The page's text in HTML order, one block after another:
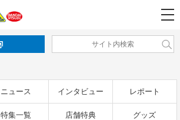
ニュース インタビュー レポート
特集一覧 店舗特典 グッズ